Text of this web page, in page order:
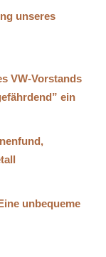
unseres
VW-Vorstands
ein
unbequeme